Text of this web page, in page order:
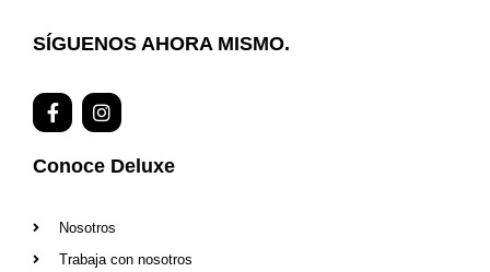
SÍGUENOS AHORA MISMO.
F
a
e
o
k
I
n
t
r
a
m
Conoce Deluxe
Nosotros
Trabaja con nosotros